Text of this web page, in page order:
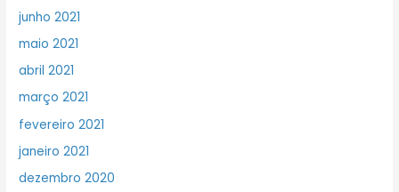
junho 2021
maio 2021
abril 2021
março 2021
fevereiro 2021
janeiro 2021
dezembro 2020